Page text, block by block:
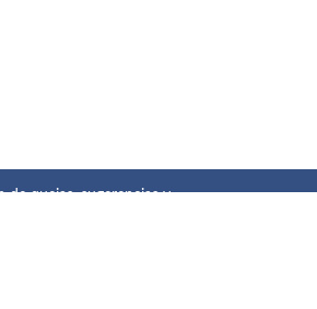
de quejas, sugerencias y